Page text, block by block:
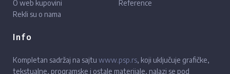
O web kupovini
Rekli su o nama
Reference
Info
Kompletan sadržaj na sajtu www.psp.rs, koji uključuje grafičke,
tekstualne, programske i ostale materijale, nalazi se pod